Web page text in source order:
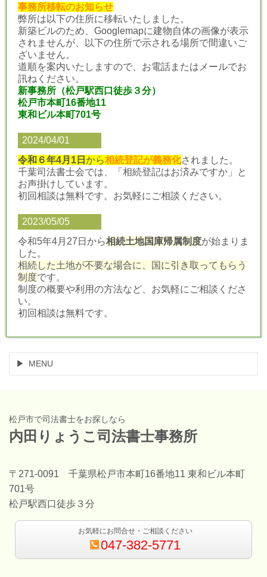
事務所移転のお知らせ
弊所は以下の住所に移転いたしました。
新築ビルのため、Googlemapに建物自体の画像が表示
されませんが、以下の住所で示される場所で間違いご
ざいません。
道順を案内いたしますので、お電話またはメールでお
訊ねください。
新事務所（松戸駅西口徒歩３分）
松戸市本町16番地11
東和ビル本町701号
2024/04/01
令和６年4月1日 から相続登記が義務化されました。
千葉司法書士会では、「相続登記はお済みですか」と
お声掛けしています。
初回相談は無料です。お気軽にご相談ください。
2023/05/05
令和5年4月27日から相続土地国庫帰属制度が始まりま
した。
相続した土地が不要な場合に、国に引き取ってもらう
制度です。
制度の概要や利用の方法など、お気軽にご相談くださ
い。
初回相談は無料です。
MENU
松戸市で司法書士をお探しなら
内田りょうこ司法書士事務所
〒271-0091 千葉県松戸市本町16番地11 東和ビル本町
701号
松戸駅西口徒歩３分
お気軽にお問合せ・ご相談ください
047-382-5771